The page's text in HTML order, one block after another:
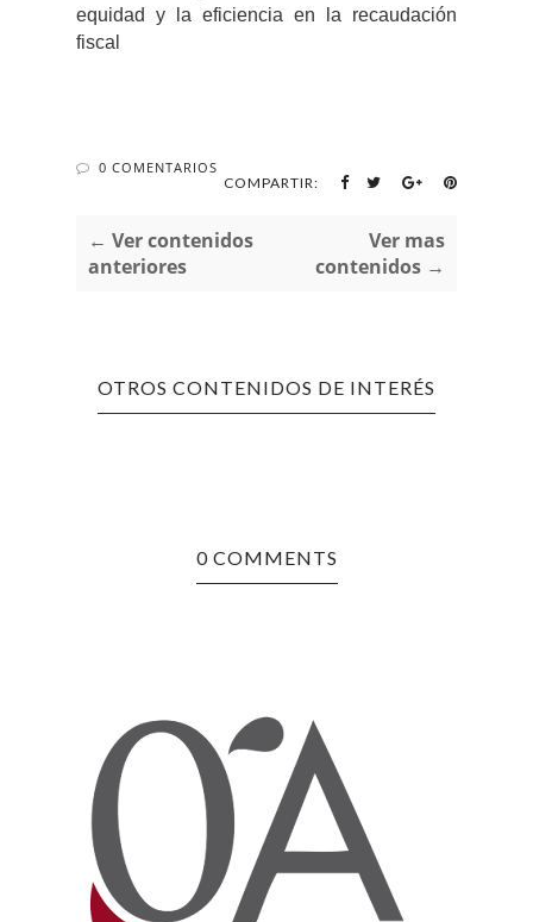
equidad y la eficiencia en la recaudación
fiscal
0 COMENTARIOS
COMPARTIR:
← Ver contenidos
anteriores
Ver mas
contenidos →
OTROS CONTENIDOS DE INTERÉS
0 COMMENTS